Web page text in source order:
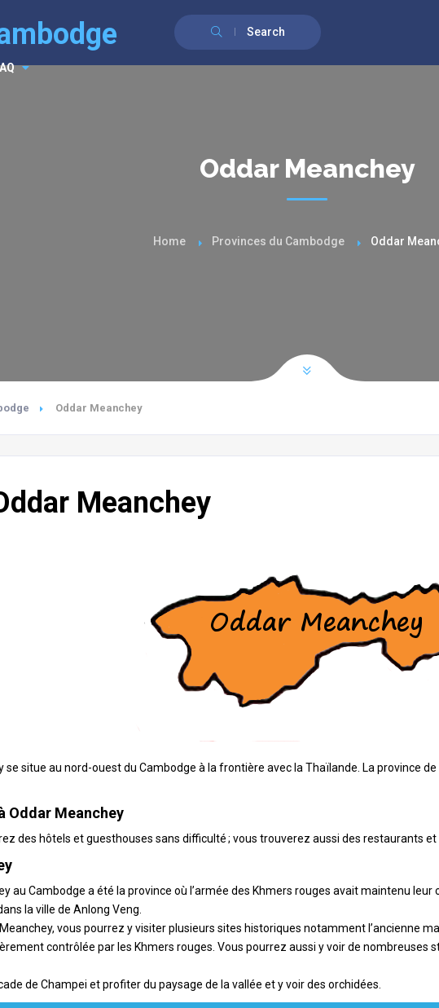
Search
Oddar Meanchey
Home Provinces du Cambodge Oddar
Oddar Meanchey
Meanchey
se situe au nord-ouest du Cambodge à la frontière avec la Thaïlande. La province
Oddar Meanchey
des hôtels et guesthouses sans difficulté ; vous trouverez aussi des restaurants
au Cambodge a été la province où l’armée des Khmers rouges avait maintenu
la ville de Anlong Veng.
vous pourrez y visiter plusieurs sites historiques notamment l’ancienne
contrôlée par les Khmers rouges. Vous pourrez aussi y voir de
de Champei et profiter du paysage de la vallée et y voir des orchidées.
English(Anglais